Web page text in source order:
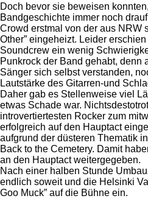
Doch bevor sie beweisen
Bandgeschichte immer noch
Crowd erstmal von der aus NRW
Other” eingeheizt. Leider
Soundcrew ein wenig
Punkrock der Band gehabt, denn
Sänger sich selbst verstanden,
Lautstärke des Gitarren-und
Daher gab es Stellenweise viel
etwas Schade war.
introvertiertesten Rocker zum
erfolgreich auf den Hauptact
aufgrund der düsteren Thematik
Back to the Cemetery. Damit
an den Hauptact weitergegeben.
Nach einer halben Stunde
endlich soweit und die Helsinki
Goo Muck” auf die Bühne ein.